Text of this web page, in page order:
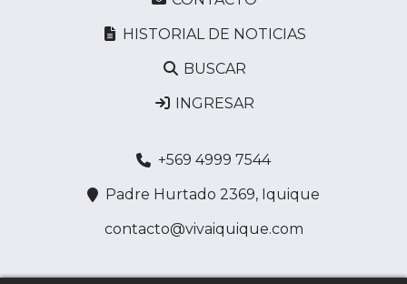
HISTORIAL DE NOTICIAS
BUSCAR
INGRESAR
+569 4999 7544
Padre Hurtado 2369, Iquique
contacto@vivaiquique.com